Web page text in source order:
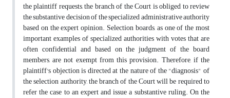
the plaintiff requests, the branch of the Court is obliged to review
the substantive decision of the specialized administrative authority
based on the expert opinion. Selection boards, as one of the most
important examples of specialized authorities with votes that are
often confidential and based on the judgment of the board
members, are not exempt from this provision. Therefore, if the
plaintiff's objection is directed at the nature of the "diagnosis" of
the selection authority, the branch of the Court will be required to
refer the case to an expert and issue a substantive ruling. On the